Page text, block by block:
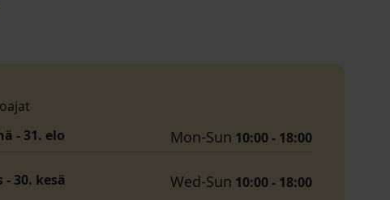
- 31. elo
Mon-Sun 10:00 - 18:00
- 30. kesä Wed-Sun 10:00 - 18:00